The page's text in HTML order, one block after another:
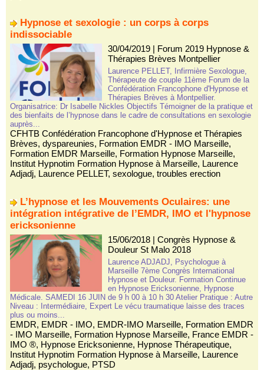
Hypnose et sexologie : un corps à corps
indissociable
30/04/2019| Forum 2019 Hypnose &
Thérapies Brèves Montpellier
Laurence PELLET, Infirmière Sexologue,
Thérapeute de couple 11ème Forum de la
Confédération Francophone d'Hypnose et
Thérapies Brèves à Montpellier.
Organisatrice: Dr Isabelle Nickles Objectifs Témoigner de la pratique et
des bienfaits de l’hypnose dans le cadre de consultations en sexologie
auprès...
CFHTB Confédération Francophone d'Hypnose et Thérapies
Brèves, dyspareunies, Formation EMDR - IMO Marseille,
Formation EMDR Marseille, Formation Hypnose Marseille,
Institut Hypnotim Formation Hypnose à Marseille, Laurence
Adjadj, Laurence PELLET, sexologue, troubles erection
L’hypnose et les Mouvements Oculaires: une
intégration intégrative de l’EMDR, IMO et l'hypnose
ericksonienne
15/06/2018| Congrès Hypnose &
Douleur St Malo 2018
Laurence ADJADJ, Psychologue à
Marseille 7ème Congrès International
Hypnose et Douleur. Formation Continue
en Hypnose Ericksonienne, Hypnose
Médicale. SAMEDI 16 JUIN de 9 h 00 à 10 h 30 Atelier Pratique : Autre
Niveau : Intermédiaire, Expert Le vécu traumatique laisse des traces
plus ou moins...
EMDR, EMDR - IMO, EMDR-IMO Marseille, Formation EMDR
- IMO Marseille, Formation Hypnose Marseille, France EMDR -
IMO ®, Hypnose Ericksonienne, Hypnose Thérapeutique,
Institut Hypnotim Formation Hypnose à Marseille, Laurence
Adjadj, psychologue, PTSD